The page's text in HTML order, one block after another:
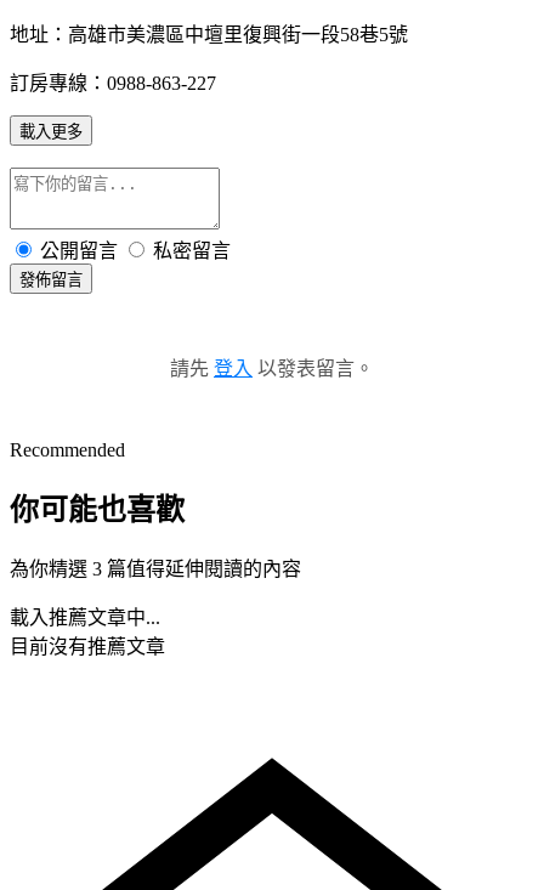
地址：高雄市美濃區中壇里復興街一段58巷5號
訂房專線：0988-863-227
載入更多
公開留言 私密留言
發佈留言
請先 登入 以發表留言。
Recommended
你可能也喜歡
為你精選 3 篇值得延伸閱讀的內容
載入推薦文章中...
目前沒有推薦文章